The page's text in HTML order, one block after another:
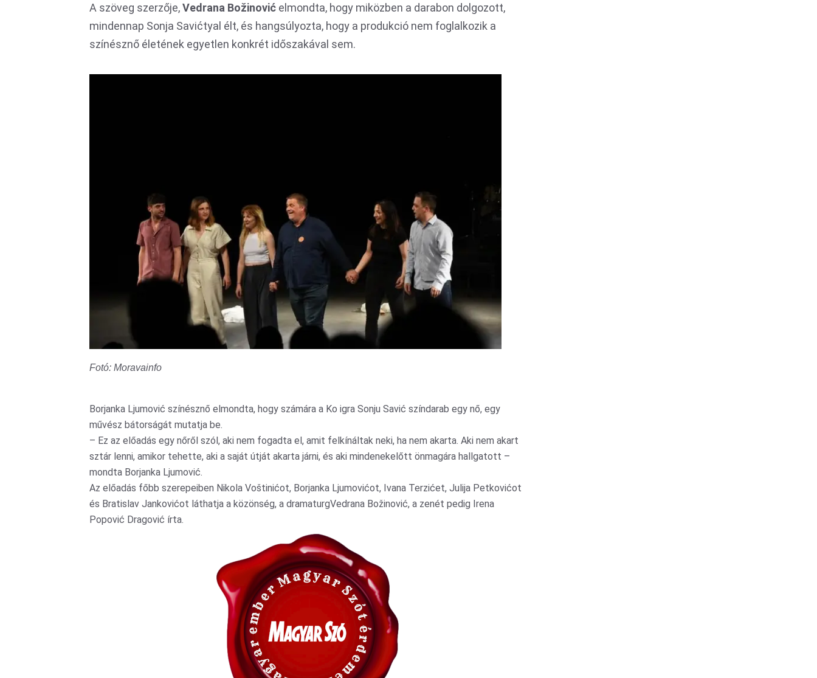
A szöveg szerzője,Vedrana Božinović elmondta, hogy miközben a darabon dolgozott,
mindennap Sonja Savićtyal élt, és hangsúlyozta, hogy a produkció nem foglalkozik a
színésznő életének egyetlen konkrét időszakával sem.
Fotó: Moravainfo
Borjanka Ljumović színésznő elmondta, hogy számára a Ko igra Sonju Savić színdarab egy nő, egy
művész bátorságát mutatja be.
– Ez az előadás egy nőről szól, aki nem fogadta el, amit felkínáltak neki, ha nem akarta. Aki nem akart
sztár lenni, amikor tehette, aki a saját útját akarta járni, és aki mindenekelőtt önmagára hallgatott –
mondta Borjanka Ljumović.
Az előadás főbb szerepeiben Nikola Voštinićot, Borjanka Ljumovićot, Ivana Terzićet, Julija Petkovićot
és Bratislav Jankovićot láthatja a közönség, a dramaturgVedrana Božinović, a zenét pedig Irena
Popović Dragović írta.